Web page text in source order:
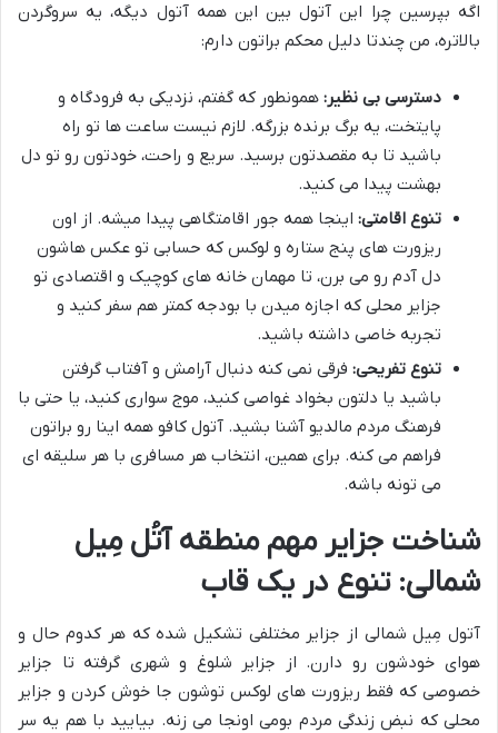
اگه بپرسین چرا این آتول بین این همه آتول دیگه، یه سروگردن
بالاتره، من چندتا دلیل محکم براتون دارم:
دسترسی بی نظیر: همونطور که گفتم، نزدیکی به فرودگاه و
پایتخت، یه برگ برنده بزرگه. لازم نیست ساعت ها تو راه
باشید تا به مقصدتون برسید. سریع و راحت، خودتون رو تو دل
بهشت پیدا می کنید.
تنوع اقامتی: اینجا همه جور اقامتگاهی پیدا میشه. از اون
ریزورت های پنج ستاره و لوکس که حسابی تو عکس هاشون
دل آدم رو می برن، تا مهمان خانه های کوچیک و اقتصادی تو
جزایر محلی که اجازه میدن با بودجه کمتر هم سفر کنید و
تجربه خاصی داشته باشید.
تنوع تفریحی: فرقی نمی کنه دنبال آرامش و آفتاب گرفتن
باشید یا دلتون بخواد غواصی کنید، موج سواری کنید، یا حتی با
فرهنگ مردم مالدیو آشنا بشید. آتول کافو همه اینا رو براتون
فراهم می کنه. برای همین، انتخاب هر مسافری با هر سلیقه ای
می تونه باشه.
شناخت جزایر مهم منطقه آتُل مِیل
شمالی: تنوع در یک قاب
آتول مِیل شمالی از جزایر مختلفی تشکیل شده که هر کدوم حال و
هوای خودشون رو دارن. از جزایر شلوغ و شهری گرفته تا جزایر
خصوصی که فقط ریزورت های لوکس توشون جا خوش کردن و جزایر
محلی که نبض زندگی مردم بومی اونجا می زنه. بیایید با هم یه سر